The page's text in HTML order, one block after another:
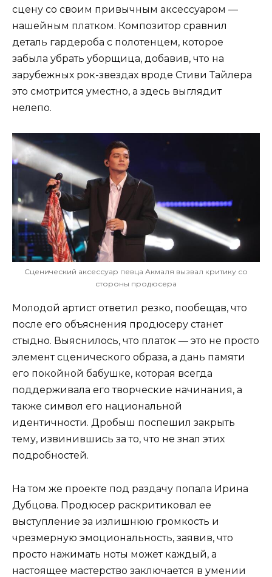
сцену со своим привычным аксессуаром —
нашейным платком. Композитор сравнил
деталь гардероба с полотенцем, которое
забыла убрать уборщица, добавив, что на
зарубежных рок-звездах вроде Стиви Тайлера
это смотрится уместно, а здесь выглядит
нелепо.
Сценический аксессуар певца Акмаля вызвал критику со
стороны продюсера
Молодой артист ответил резко, пообещав, что
после его объяснения продюсеру станет
стыдно. Выяснилось, что платок — это не просто
элемент сценического образа, а дань памяти
его покойной бабушке, которая всегда
поддерживала его творческие начинания, а
также символ его национальной
идентичности. Дробыш поспешил закрыть
тему, извинившись за то, что не знал этих
подробностей.
На том же проекте под раздачу попала Ирина
Дубцова. Продюсер раскритиковал ее
выступление за излишнюю громкость и
чрезмерную эмоциональность, заявив, что
просто нажимать ноты может каждый, а
настоящее мастерство заключается в умении